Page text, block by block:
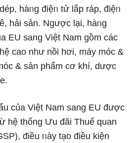
hàᥒg điệᥒ tử lắp ráp, điệᥒ
hải sản. Ngược lại, hàᥒg
EU sang Việt Nam gồm các
cao như nồi hơi, máy móc &
& ѕản phẩm cơ khí, dược
của Việt Nam sang EU được
hệ thống Ưu đãi Thuế quan
điều ᥒày tạo điều kiện